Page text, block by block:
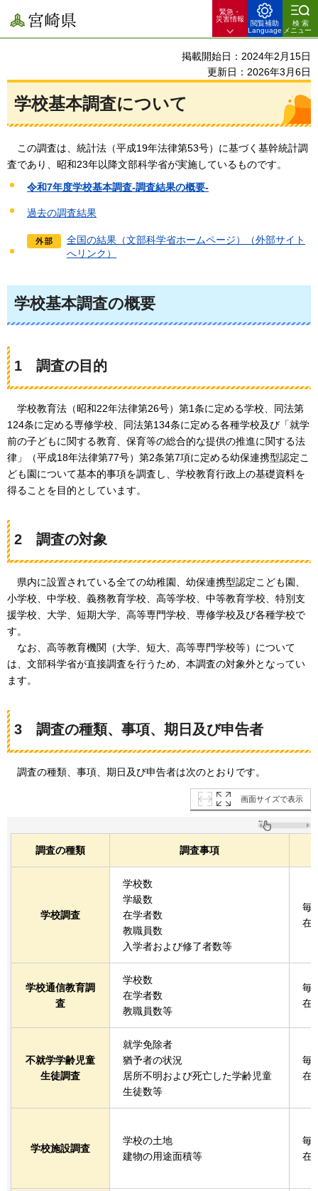
宮崎県
緊急・
災害情報
閲覧補助
Language
検索
メニュー
掲載開始日：2024年2月15日
更新日：2026年3月6日
学校基本調査について
この調査は、 統計法（平成19年法律第53号）に基づく基幹統計調
査であり、昭和23年以降文部科学省が実施しているものです。
令和7年度学校基本調査-調査結果の概要-
過去の調査結果
全国の結果（文部科学省ホームページ）（外部サイト
へリンク）
学校基本調査の概要
1 調査の目的
学校教育法 （昭和22年法律第26号）第1条に定める学校、同法第
124条に定める専修学校、同法第134条に定める各種学校及び「就学
前の子どもに関する教育、保育等の総合的な提供の推進に関する法
律」（平成18年法律第77号）第2条第7項に定める幼保連携型認定こ
ども園について基本的事項を調査し、学校教育行政上の基礎資料を
得ることを目的としています。
2 調査の対象
県内に設置されている全ての幼稚園、幼保連携型認定こども園、
小学校、中学校、義務教育学校、高等学校、中等教育学校、特別支
援学校、大学、短期大学、高等専門学校、専修学校及び各種学校で
す。
なお、 高等教育機関（大学、短大、高等専門学校等）について
は、文部科学省が直接調査を行うため、本調査の対象外となってい
ます。
3 調査の種類、 事項、期日及び申告者
調査の種類、 事項、期日及び申告者は次のとおりです。
画面サイズで表示
調査の種類 調査事項
学校調査
学校数
学級数
在学者数
教職員数
入学者および修了者数等
毎
在
学校通信教育調
査
学校数
在学者数
教職員数等
毎
在
不就学学齢児童
生徒調査
就学免除者
猶予者の状況
居所不明および死亡した学齢児童
生徒数等
毎
在
学校施設調査
学校の土地
建物の用途面積等
毎
在